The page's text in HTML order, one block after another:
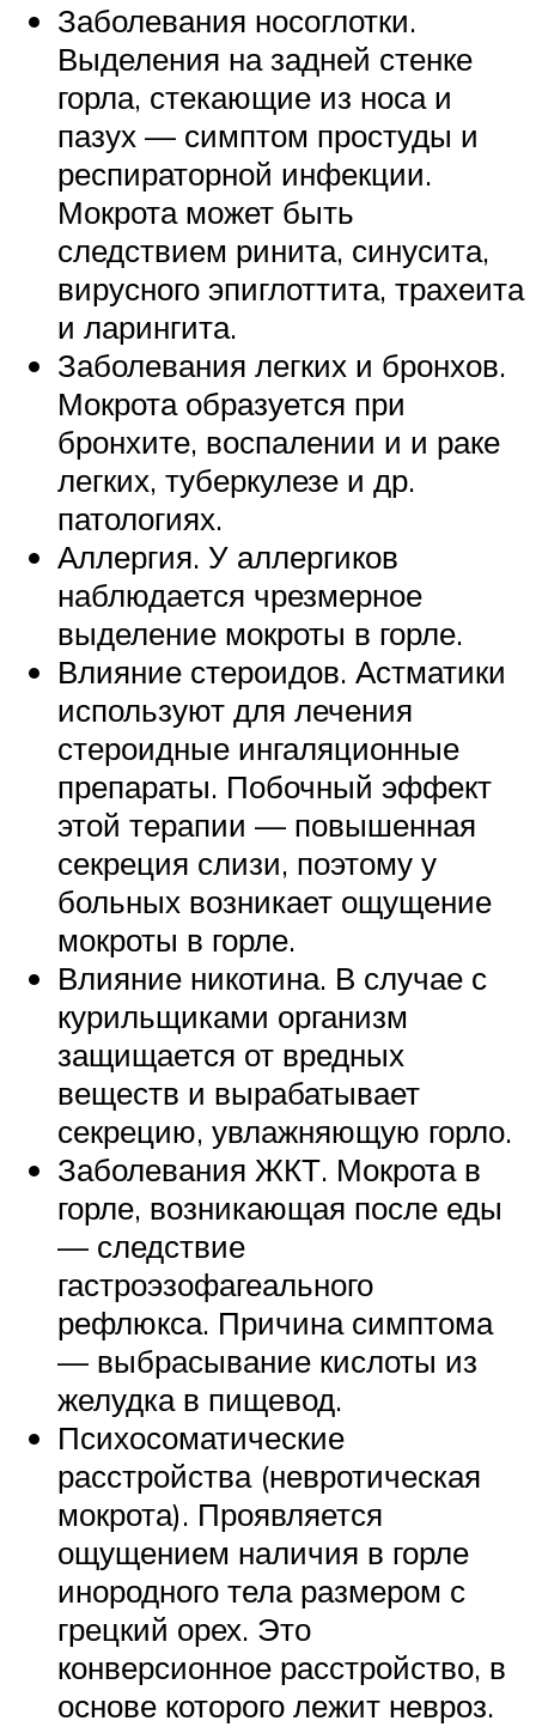
Заболевания носоглотки.
Выделения на задней стенке
горла, стекающие из носа и
пазух — симптом простуды и
респираторной инфекции.
Мокрота может быть
следствием ринита, синусита,
вирусного эпиглоттита, трахеита
и ларингита.
Заболевания легких и бронхов.
Мокрота образуется при
бронхите, воспалении и и раке
легких, туберкулезе и др.
патологиях.
Аллергия. У аллергиков
наблюдается чрезмерное
выделение мокроты в горле.
Влияние стероидов. Астматики
используют для лечения
стероидные ингаляционные
препараты. Побочный эффект
этой терапии — повышенная
секреция слизи, поэтому у
больных возникает ощущение
мокроты в горле.
Влияние никотина. В случае с
курильщиками организм
защищается от вредных
веществ и вырабатывает
секрецию, увлажняющую горло.
Заболевания ЖКТ. Мокрота в
горле, возникающая после еды
— следствие
гастроэзофагеального
рефлюкса. Причина симптома
— выбрасывание кислоты из
желудка в пищевод.
Психосоматические
расстройства (невротическая
мокрота). Проявляется
ощущением наличия в горле
инородного тела размером с
грецкий орех. Это
конверсионное расстройство, в
основе которого лежит невроз.